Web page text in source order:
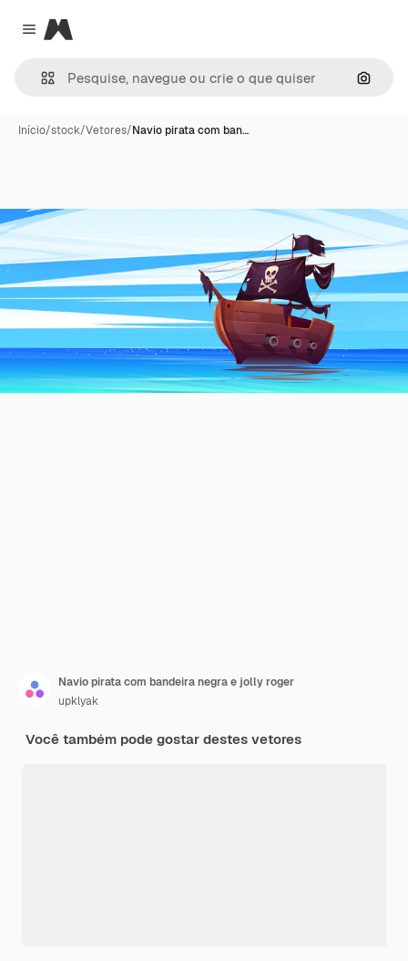
Close menu
Magnific
Início/stock/Vetores/Navio pirata com ban…
Navio pirata com bandeira negra e jolly roger
upklyak
Você também pode gostar destes vetores